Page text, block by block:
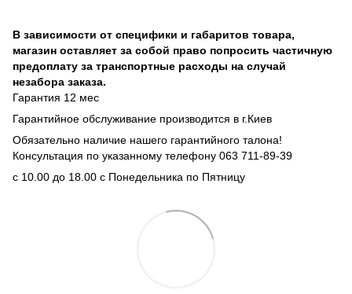
В зависимости от специфики и габаритов товара,
магазин оставляет за собой право попросить частичную
предоплату за транспортные расходы на случай
незабора заказа.
Гарантия 12 мес
Гарантийное обслуживание производится в г.Киев
Обязательно наличие нашего гарантийного талона!
Консультация по указанному телефону 063 711-89-39
с 10.00 до 18.00 с Понедельника по Пятницу